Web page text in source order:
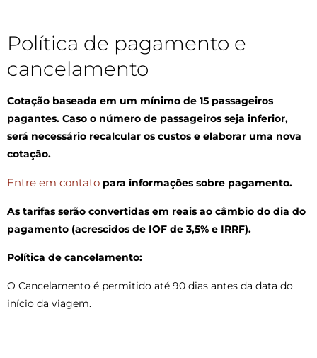
Política de pagamento e
cancelamento
Cotação baseada em um mínimo de 15 passageiros
pagantes. Caso o número de passageiros seja inferior,
será necessário recalcular os custos e elaborar uma nova
cotação.
Entre em contato para informações sobre pagamento.
As tarifas serão convertidas em reais ao câmbio do dia do
pagamento (acrescidos de IOF de 3,5% e IRRF).
Política de cancelamento:
O Cancelamento é permitido até 90 dias antes da data do
início da viagem.